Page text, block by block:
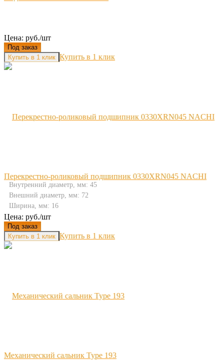
Цена: руб./шт
Под заказ
Купить в 1 клик
Перекрестно-роликовый подшипник 0330XRN045 NACHI
Внутренний диаметр, мм: 45
Внешний диаметр, мм: 72
Ширина, мм: 16
Цена: руб./шт
Под заказ
Купить в 1 клик
Механический сальник Type 193